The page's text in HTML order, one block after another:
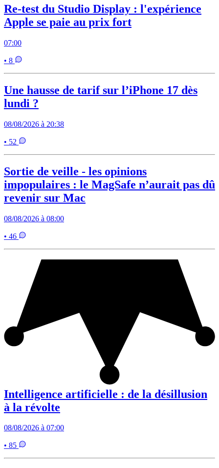
Re-test du Studio Display : l'expérience
Apple se paie au prix fort
07:00
• 8
Une hausse de tarif sur l’iPhone 17 dès
lundi ?
08/08/2026 à 20:38
• 52
Sortie de veille - les opinions
impopulaires : le MagSafe n’aurait pas dû
revenir sur Mac
08/08/2026 à 08:00
• 46
Intelligence artificielle : de la désillusion
à la révolte
08/08/2026 à 07:00
• 85